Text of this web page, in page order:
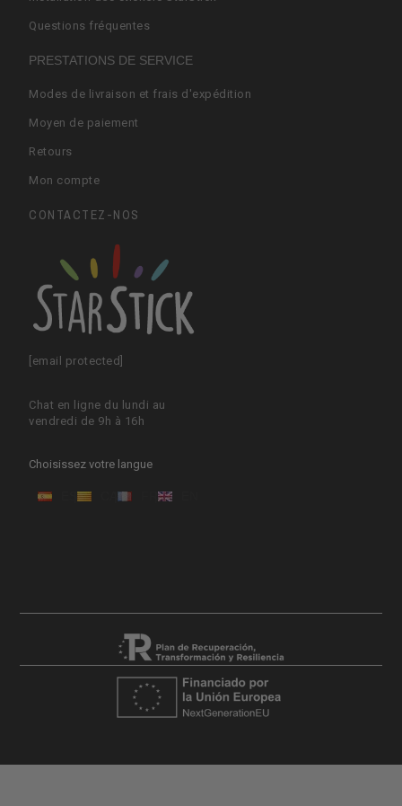
Questions fréquentes
PRESTATIONS DE SERVICE
Modes de livraison et frais d'expédition
Moyen de paiement
Retours
Mon compte
CONTACTEZ-NOS
[email protected]
Chat en ligne du lundi au
vendredi de 9h à 16h
Choisissez votre langue
ES CA FR